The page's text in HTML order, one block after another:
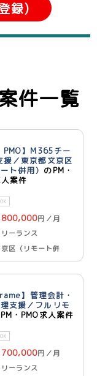
録)
件一覧
PMO】M365チー
援／東京都文京区
ト併用） のPM・
案件
800,000円／月
ーランス
区（リモート併
】管理会計・
支援／フルリモ
・PMO求人案件
700,000円／月
ーランス